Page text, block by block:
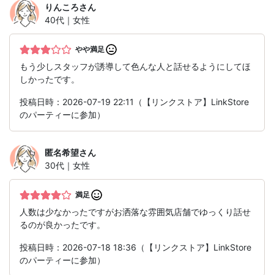
りんころさん
40代｜女性
やや満足
もう少しスタッフが誘導して色んな人と話せるようにしてほ
しかったです。
投稿日時：2026-07-19 22:11（【リンクストア】LinkStore
のパーティーに参加）
匿名希望さん
30代｜女性
満足
人数は少なかったですがお洒落な雰囲気店舗でゆっくり話せ
るのが良かったです。
投稿日時：2026-07-18 18:36（【リンクストア】LinkStore
のパーティーに参加）